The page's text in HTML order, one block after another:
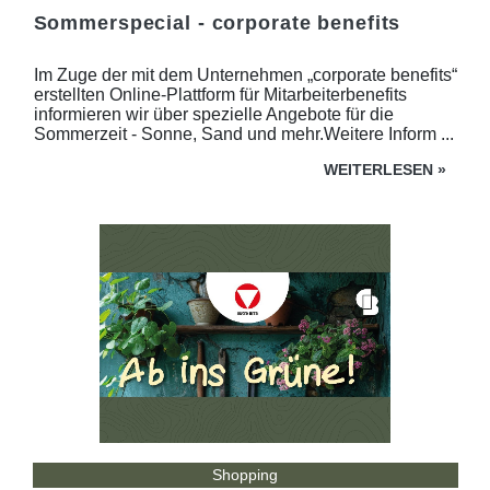
Sommerspecial - corporate benefits
Im Zuge der mit dem Unternehmen „corporate benefits“
erstellten Online-Plattform für Mitarbeiterbenefits
informieren wir über spezielle Angebote für die
Sommerzeit - Sonne, Sand und mehr.Weitere Inform ...
WEITERLESEN »
Shopping